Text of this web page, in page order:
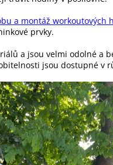
a montáž workoutových
prvky.
a jsou velmi odolné a
jsou dostupné v